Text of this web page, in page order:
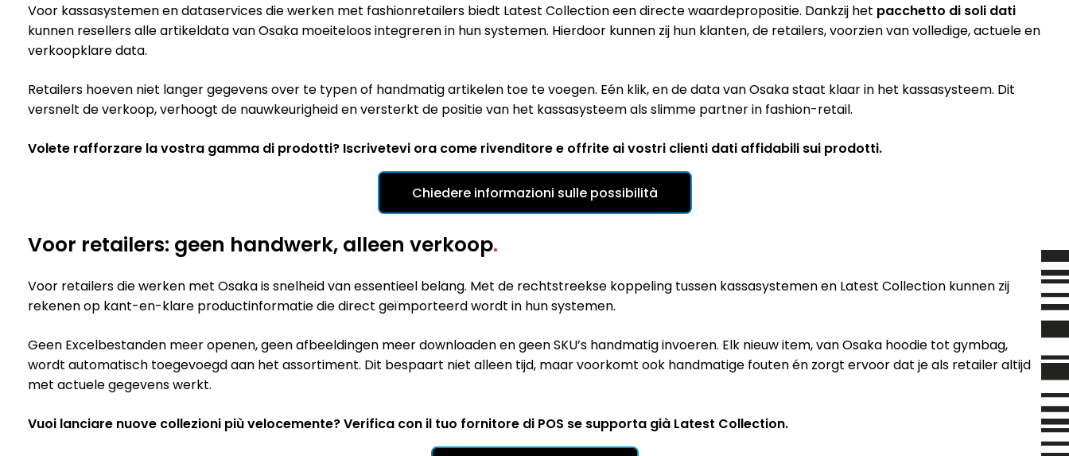
Voor kassasystemen en dataservices die werken met fashionretailers biedt Latest Collection een directe waardepropositie. Dankzij het pacchetto di soli dati
kunnen resellers alle artikeldata van Osaka moeiteloos integreren in hun systemen. Hierdoor kunnen zij hun klanten, de retailers, voorzien van volledige, actuele en
verkoopklare data.
Retailers hoeven niet langer gegevens over te typen of handmatig artikelen toe te voegen. Eén klik, en de data van Osaka staat klaar in het kassasysteem. Dit
versnelt de verkoop, verhoogt de nauwkeurigheid en versterkt de positie van het kassasysteem als slimme partner in fashion-retail.
Volete rafforzare la vostra gamma di prodotti? Iscrivetevi ora come rivenditore e offrite ai vostri clienti dati affidabili sui prodotti.
Chiedere informazioni sulle possibilità
Voor retailers: geen handwerk, alleen verkoop.
Voor retailers die werken met Osaka is snelheid van essentieel belang. Met de rechtstreekse koppeling tussen kassasystemen en Latest Collection kunnen zij
rekenen op kant-en-klare productinformatie die direct geïmporteerd wordt in hun systemen.
Geen Excelbestanden meer openen, geen afbeeldingen meer downloaden en geen SKU’s handmatig invoeren. Elk nieuw item, van Osaka hoodie tot gymbag,
wordt automatisch toegevoegd aan het assortiment. Dit bespaart niet alleen tijd, maar voorkomt ook handmatige fouten én zorgt ervoor dat je als retailer altijd
met actuele gegevens werkt.
Vuoi lanciare nuove collezioni più velocemente? Verifica con il tuo fornitore di POS se supporta già Latest Collection.